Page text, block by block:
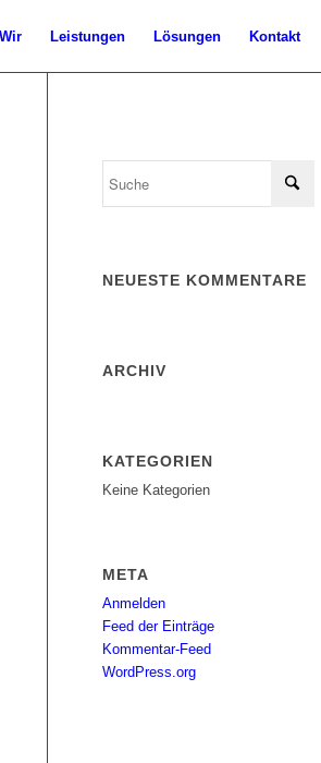
Wir Leistungen Lösungen Kontakt
NEUESTE KOMMENTARE
ARCHIV
KATEGORIEN
Keine Kategorien
META
Anmelden
Feed der Einträge
Kommentar-Feed
WordPress.org